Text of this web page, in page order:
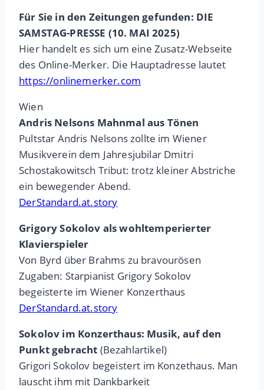
Für Sie in den Zeitungen gefunden: DIE
SAMSTAG-PRESSE (10. MAI 2025)
Hier handelt es sich um eine Zusatz-Webseite
des Online-Merker. Die Hauptadresse lautet
https://onlinemerker.com
Wien
Andris Nelsons Mahnmal aus Tönen
Pultstar Andris Nelsons zollte im Wiener
Musikverein dem Jahresjubilar Dmitri
Schostakowitsch Tribut: trotz kleiner Abstriche
ein bewegender Abend.
DerStandard.at.story
Grigory Sokolov als wohltemperierter
Klavierspieler
Von Byrd über Brahms zu bravourösen
Zugaben: Starpianist Grigory Sokolov
begeisterte im Wiener Konzerthaus
DerStandard.at.story
Sokolov im Konzerthaus: Musik, auf den
Punkt gebracht (Bezahlartikel)
Grigori Sokolov begeistert im Konzethaus. Man
lauscht ihm mit Dankbarkeit